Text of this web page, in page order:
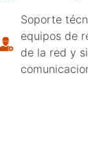
Soporte
equipos de
de la red y